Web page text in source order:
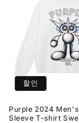
할인
Purple 2024
Sleeve T-shirt